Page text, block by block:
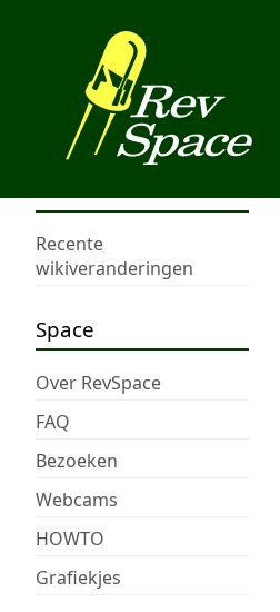
Recente
wikiveranderingen
Space
Over RevSpace
FAQ
Bezoeken
Webcams
HOWTO
Grafiekjes